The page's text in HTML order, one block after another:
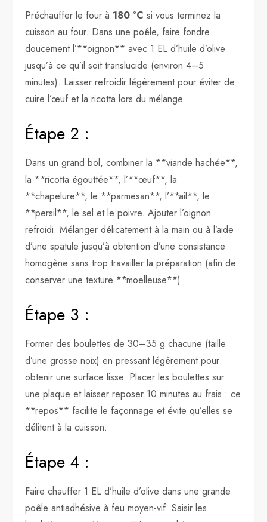
Préchauffer le four à 180 °C si vous terminez la
cuisson au four. Dans une poêle, faire fondre
doucement l’**oignon** avec 1 EL d’huile d’olive
jusqu’à ce qu’il soit translucide (environ 4–5
minutes). Laisser refroidir légèrement pour éviter de
cuire l’œuf et la ricotta lors du mélange.
Étape 2 :
Dans un grand bol, combiner la **viande hachée**,
la **ricotta égouttée**, l’**œuf**, la
**chapelure**, le **parmesan**, l’**ail**, le
**persil**, le sel et le poivre. Ajouter l’oignon
refroidi. Mélanger délicatement à la main ou à l’aide
d’une spatule jusqu’à obtention d’une consistance
homogène sans trop travailler la préparation (afin de
conserver une texture **moelleuse**).
Étape 3 :
Former des boulettes de 30–35 g chacune (taille
d’une grosse noix) en pressant légèrement pour
obtenir une surface lisse. Placer les boulettes sur
une plaque et laisser reposer 10 minutes au frais : ce
**repos** facilite le façonnage et évite qu’elles se
délitent à la cuisson.
Étape 4 :
Faire chauffer 1 EL d’huile d’olive dans une grande
poêle antiadhésive à feu moyen-vif. Saisir les